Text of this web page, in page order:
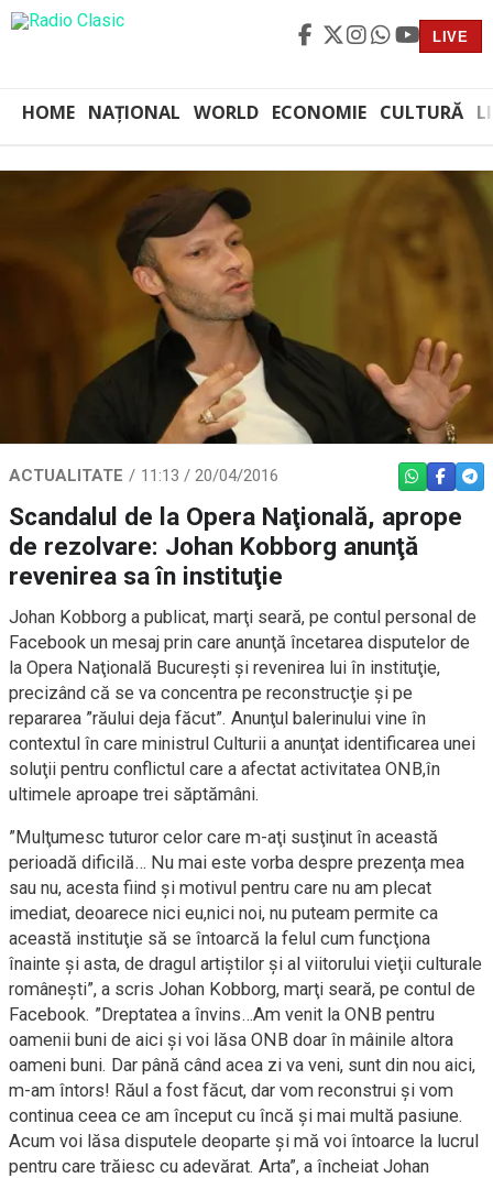
LIVE
HOME NAȚIONAL WORLD ECONOMIE CULTURĂ
ACTUALITATE 11:13 / 20/04/2016 WHATSAPP
Scandalul de la Opera Naţională, aprope
de rezolvare: Johan Kobborg anunţă
revenirea sa în instituţie
Johan Kobborg a publicat, marţi seară, pe contul personal de
Facebook un mesaj prin care anunţă încetarea disputelor de
la Opera Naţională Bucureşti şi revenirea lui în instituţie,
precizând că se va concentra pe reconstrucţie şi pe
repararea ”răului deja făcut”. Anunţul balerinului vine în
contextul în care ministrul Culturii a anunţat identificarea unei
soluţii pentru conflictul care a afectat activitatea ONB,în
ultimele aproape trei săptămâni.
”Mulţumesc tuturor celor care m-aţi susţinut în această
perioadă dificilă… Nu mai este vorba despre prezenţa mea
sau nu, acesta fiind şi motivul pentru care nu am plecat
imediat, deoarece nici eu,nici noi, nu puteam permite ca
această instituţie să se întoarcă la felul cum funcţiona
înainte şi asta, de dragul artiştilor şi al viitorului vieţii culturale
româneşti”, a scris Johan Kobborg, marţi seară, pe contul de
Facebook. ”Dreptatea a învins…Am venit la ONB pentru
oamenii buni de aici şi voi lăsa ONB doar în mâinile altora
oameni buni. Dar până când acea zi va veni, sunt din nou aici,
m-am întors! Răul a fost făcut, dar vom reconstrui şi vom
continua ceea ce am început cu încă şi mai multă pasiune.
Acum voi lăsa disputele deoparte şi mă voi întoarce la lucrul
pentru care trăiesc cu adevărat. Arta”, a încheiat Johan